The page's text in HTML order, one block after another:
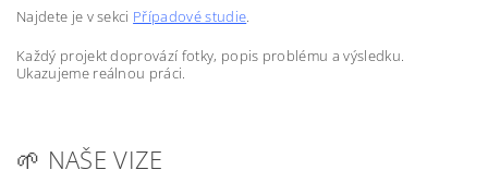
Najdete je v sekci Případové studie.
Každý projekt doprovází fotky, popis problému a výsledku.
Ukazujeme reálnou práci.
🌱 NAŠE VIZE